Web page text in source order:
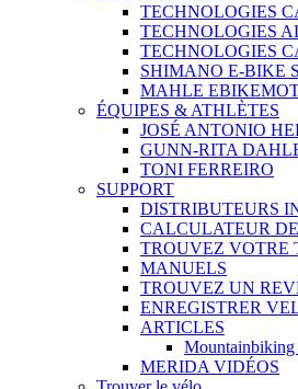
TECHNOLOGIES
TECHNOLOGIES
TECHNOLOGIES
SHIMANO E-BIKE
MAHLE
ÉQUIPES & ATHLÈTES
JOSÉ ANTONIO
GUNN-RITA
TONI FERREIRO
SUPPORT
DISTRIBUTEURS
CALCULATEUR
TROUVEZ VOTRE
MANUELS
TROUVEZ UN
ENREGISTRER
ARTICLES
MERIDA VIDÉOS